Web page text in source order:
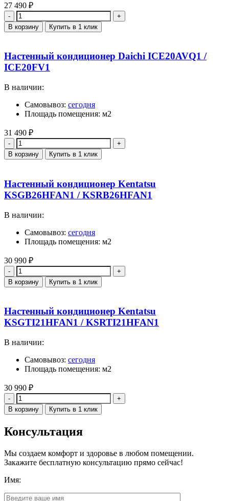
27 490 ₽
Количество
В корзину Купить в 1 клик
Настенный кондиционер Daichi ICE20AVQ1 /
ICE20FV1
В наличии:
Самовывоз: сегодня
Площадь помещения: м2
31 490 ₽
Количество
В корзину Купить в 1 клик
Настенный кондиционер Kentatsu
KSGB26HFAN1 / KSRB26HFAN1
В наличии:
Самовывоз: сегодня
Площадь помещения: м2
30 990 ₽
Количество
В корзину Купить в 1 клик
Настенный кондиционер Kentatsu
KSGTI21HFAN1 / KSRTI21HFAN1
В наличии:
Самовывоз: сегодня
Площадь помещения: м2
30 990 ₽
Количество
В корзину Купить в 1 клик
Консультация
Мы создаем комфорт и здоровье в любом помещении.
Закажите бесплатную консультацию прямо сейчас!
Имя: